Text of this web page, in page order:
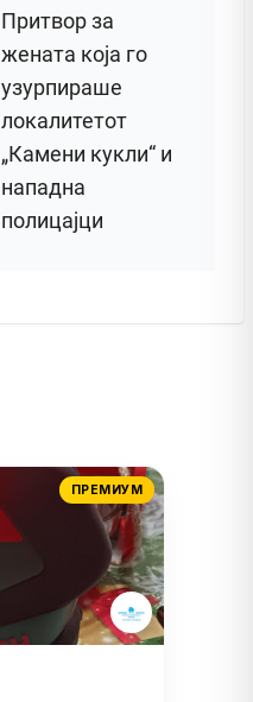
Притвор за
жената која го
узурпираше
локалитетот
„Камени кукли“ и
нападна
полицајци
ПРЕМИУМ